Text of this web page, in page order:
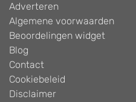
Adverteren
Algemene voorwaarden
Beoordelingen widget
Blog
Contact
Cookiebeleid
Disclaimer